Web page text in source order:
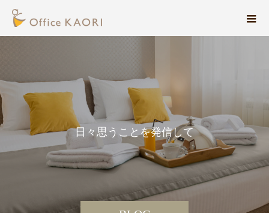
日々思うことを発信しています